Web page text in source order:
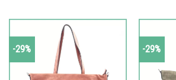
-29% -29%